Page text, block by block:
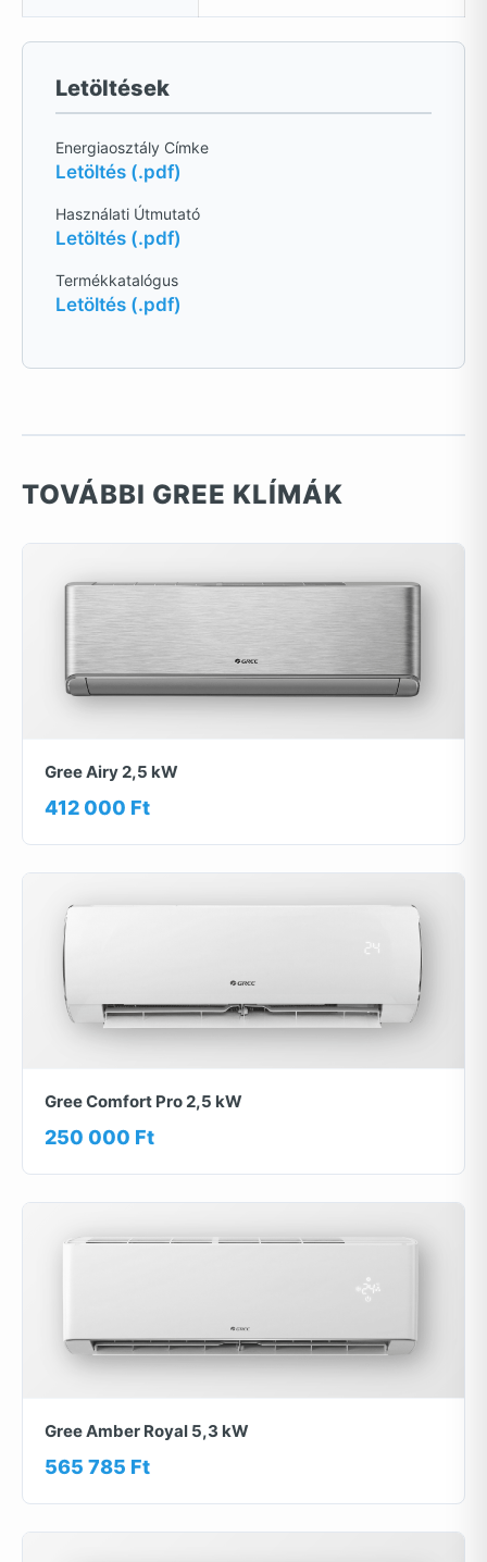
Letöltések
Energiaosztály Címke
Letöltés (.pdf)
Használati Útmutató
Letöltés (.pdf)
Termékkatalógus
Letöltés (.pdf)
TOVÁBBI GREE KLÍMÁK
Gree Airy 2,5 kW
412 000 Ft
Gree Comfort Pro 2,5 kW
250 000 Ft
Gree Amber Royal 5,3 kW
565 785 Ft